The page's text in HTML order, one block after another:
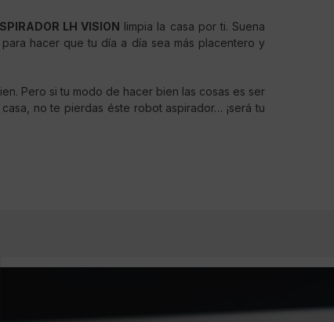
LH VISION
limpia la casa por ti. Suena
hacer que tu día a día sea más placentero y
Pero si tu modo de hacer bien las cosas es ser
no te pierdas éste robot aspirador… ¡será tu